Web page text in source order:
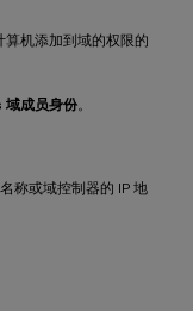
机添加到域的权限的
成员身份。
称或域控制器的 IP 地